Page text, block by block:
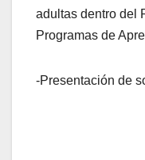
adultas dentro del
Programas de
-Presentación de